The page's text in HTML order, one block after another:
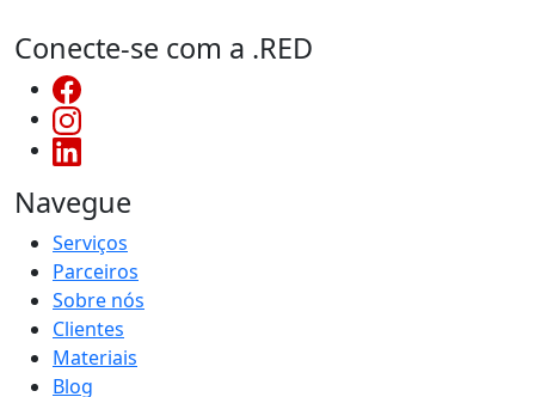
Conecte-se com a .RED
Navegue
Serviços
Parceiros
Sobre nós
Clientes
Materiais
Blog